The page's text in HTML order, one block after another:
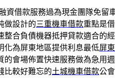
資借款服務過為現金團隊免留
做設計的三重機車借款重點是
整合負債機器抵押貸款適合的
化為屏東地區提供利息最低屏
的會場佈置快速服務做為急用
比較好難忘的土城機車借款公